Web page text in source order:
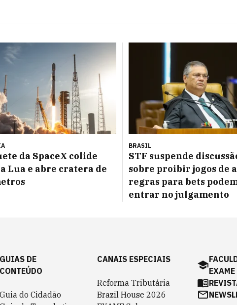
da SpaceX colide
Lua e abre cratera de
BRASIL
STF suspende
sobre proibir jogos de
regras para bets
entrar no julgamento
GUIAS DE
CONTEÚDO
Guia do Cidadão
CANAIS ESPECIAIS
Reforma Tributária
Brazil House 2026
EXAME